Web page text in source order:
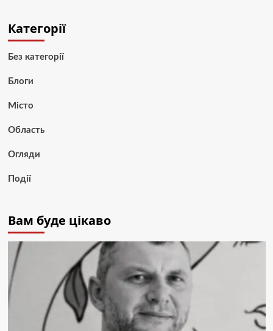
Категорії
Без категорії
Блоги
Місто
Область
Огляди
Події
Вам буде цікаво